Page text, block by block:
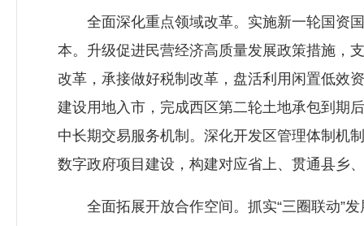
全面深化重点领域改革。实施新一轮国资国
本。升级促进民营经济高质量发展政策措施，
改革，承接做好税制改革，盘活利用闲置低效
建设用地入市，完成西区第二轮土地承包到期
中长期交易服务机制。深化开发区管理体制机
数字政府项目建设，构建对应省上、贯通县乡
全面拓展开放合作空间。抓实“三圈联动”发